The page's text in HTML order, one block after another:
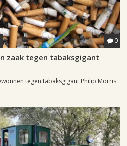
0
zaak tegen tabaksgigant
tegen tabaksgigant Philip Morris